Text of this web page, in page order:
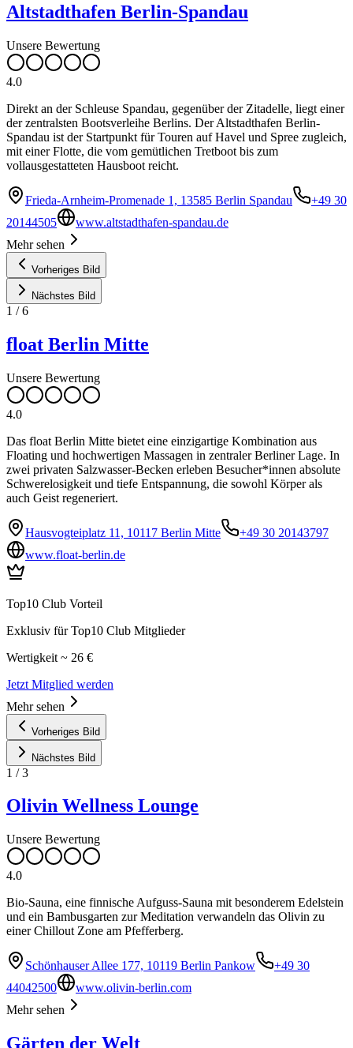
Altstadthafen Berlin-Spandau
Unsere Bewertung
4.0
Direkt an der Schleuse Spandau, gegenüber der Zitadelle, liegt einer
der zentralsten Bootsverleihe Berlins. Der Altstadthafen Berlin-
Spandau ist der Startpunkt für Touren auf Havel und Spree zugleich,
mit einer Flotte, die vom gemütlichen Tretboot bis zum
vollausgestatteten Hausboot reicht.
Frieda-Arnheim-Promenade 1, 13585 Berlin Spandau
+49 30
20144505
www.altstadthafen-spandau.de
Mehr sehen
Vorheriges Bild
Nächstes Bild
1 /6
float Berlin Mitte
Unsere Bewertung
4.0
Das float Berlin Mitte bietet eine einzigartige Kombination aus
Floating und hochwertigen Massagen in zentraler Berliner Lage. In
zwei privaten Salzwasser-Becken erleben Besucher*innen absolute
Schwerelosigkeit und tiefe Entspannung, die sowohl Körper als
auch Geist regeneriert.
Hausvogteiplatz 11, 10117 Berlin Mitte
+49 30 20143797
www.float-berlin.de
Top10 Club Vorteil
Exklusiv für Top10 Club Mitglieder
Wertigkeit ~ 26 €
Jetzt Mitglied werden
Mehr sehen
Vorheriges Bild
Nächstes Bild
1 /3
Olivin Wellness Lounge
Unsere Bewertung
4.0
Bio-Sauna, eine finnische Aufguss-Sauna mit besonderem Edelstein
und ein Bambusgarten zur Meditation verwandeln das Olivin zu
einer Chillout Zone am Pfefferberg.
Schönhauser Allee 177, 10119 Berlin Pankow
+49 30
44042500
www.olivin-berlin.com
Mehr sehen
Gärten der Welt